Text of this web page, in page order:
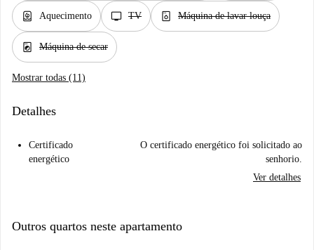
water_heater Aquecimento tv TV dishwasher_gen Máquina de lavar louça
local_laundry_service Máquina de secar
Mostrar todas (11)
Detalhes
Certificado
energético
O certificado energético foi solicitado ao
senhorio.
Ver detalhes
Outros quartos neste apartamento